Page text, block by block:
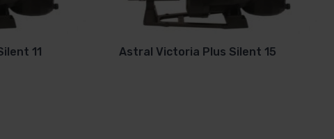
11 Astral Victoria Plus Silent 15